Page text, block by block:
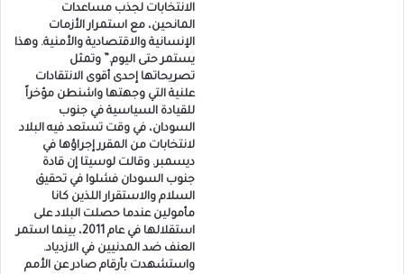
الانتخابات لجذب مساعدات
المانحين، مع استمرار الأزمات
الإنسانية والاقتصادية والأمنية. وهذا
يستمر حتى اليوم.” وتمثل
تصريحاتها إحدى أقوى الانتقادات
علنية التي وجهتها واشنطن مؤخراً
للقيادة السياسية في جنوب
السودان، في وقت تستعد فيه البلاد
لانتخابات من المقرر إجراؤها في
ديسمبر. وقالت لوسيتا إن قادة
جنوب السودان فشلوا في تحقيق
السلام والاستقرار اللذين كانا
مأمولين عندما حصلت البلاد على
استقلالها في عام 2011، بينما استمر
العنف ضد المدنيين في الازدياد.
واستشهدت بأرقام صادر عن الأمم